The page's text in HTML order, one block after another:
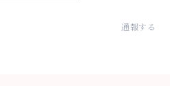
通報する